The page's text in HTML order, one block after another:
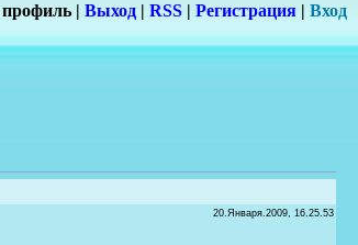
| Выход | RSS | Регистрация | Вход
20.Января.2009, 16.25.53